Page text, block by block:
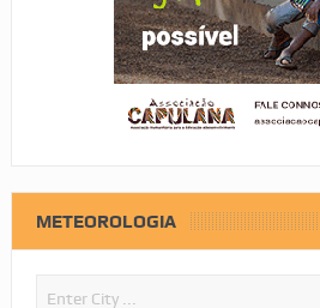
METEOROLOGIA